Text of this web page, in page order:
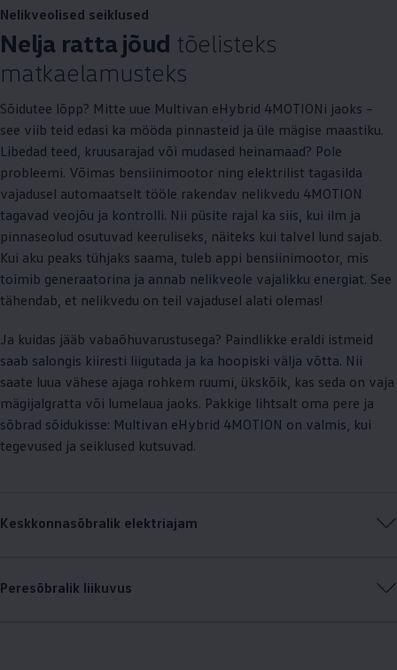
Nelikveolised seiklused
Nelja ratta jõud tõelisteks
matkaelamusteks
Sõidutee lõpp? Mitte uue Multivan eHybrid 4MOTIONi jaoks –
see viib teid edasi ka mööda pinnasteid ja üle mägise maastiku.
Libedad teed, kruusarajad või mudased heinamaad? Pole
probleemi. Võimas bensiinimootor ning elektrilist tagasilda
vajadusel automaatselt tööle rakendav nelikvedu 4MOTION
tagavad veojõu ja kontrolli. Nii püsite rajal ka siis, kui ilm ja
pinnaseolud osutuvad keeruliseks, näiteks kui talvel lund sajab.
Kui aku peaks tühjaks saama, tuleb appi bensiinimootor, mis
toimib generaatorina ja annab nelikveole vajalikku energiat. See
tähendab, et nelikvedu on teil vajadusel alati olemas!
Ja kuidas jääb vabaõhuvarustusega? Paindlikke eraldi istmeid
saab salongis kiiresti liigutada ja ka hoopiski välja võtta. Nii
saate luua vähese ajaga rohkem ruumi, ükskõik, kas seda on vaja
mägijalgratta või lumelaua jaoks. Pakkige lihtsalt oma pere ja
sõbrad sõidukisse: Multivan eHybrid 4MOTION on valmis, kui
tegevused ja seiklused kutsuvad.
Keskkonnasõbralik elektriajam
Peresõbralik liikuvus